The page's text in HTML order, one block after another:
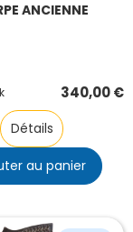
ANCIENNE
340,00€
Détails
au panier